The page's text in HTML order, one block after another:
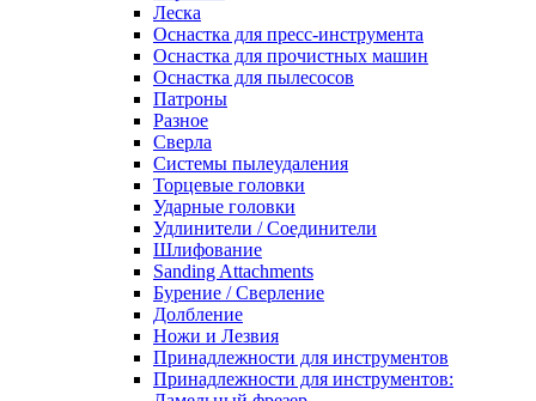
Леска
Оснастка для пресс-инструмента
Оснастка для прочистных машин
Оснастка для пылесосов
Патроны
Разное
Сверла
Системы пылеудаления
Торцевые головки
Ударные головки
Удлинители / Соединители
Шлифование
Sanding Attachments
Бурение / Сверление
Долбление
Ножи и Лезвия
Принадлежности для инструментов
Принадлежности для инструментов: